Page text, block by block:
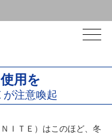
用を
注意喚起
ＩＴＥ）はこのほど、冬